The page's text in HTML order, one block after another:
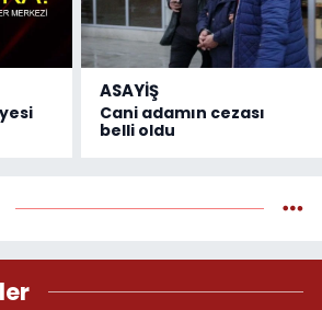
ASAYİŞ
Cani adamın cezası
belli oldu